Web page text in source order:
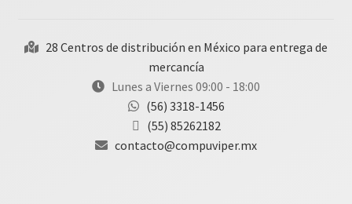
28 Centros de distribución en México para entrega de
mercancía
Lunes a Viernes 09:00 - 18:00
(56) 3318-1456
(55) 85262182
contacto@compuviper.mx